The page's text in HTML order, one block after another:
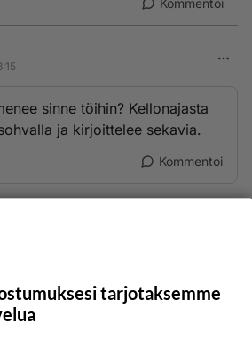
Kommentoi
sinne töihin? Kellonajasta
ja kirjoittelee sekavia.
Kommentoi
Kommentoi
tarjotaksemme